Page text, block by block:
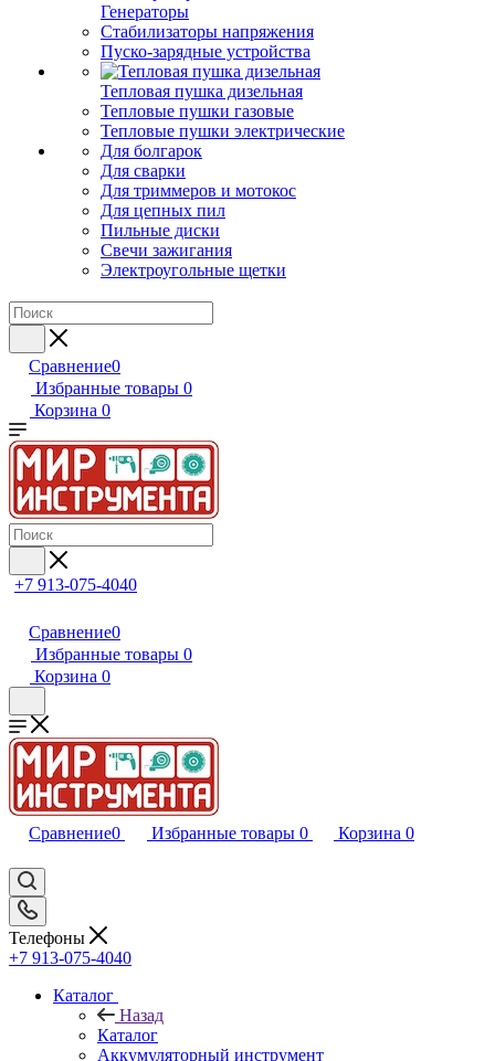
Генераторы
Стабилизаторы напряжения
Пуско-зарядные устройства
Тепловая пушка дизельная
Тепловые пушки газовые
Тепловые пушки электрические
Для болгарок
Для сварки
Для триммеров и мотокос
Для цепных пил
Пильные диски
Свечи зажигания
Электроугольные щетки
Сравнение0
Избранные товары 0
Корзина 0
+7 913-075-4040
Сравнение0
Избранные товары 0
Корзина 0
Сравнение0 Избранные товары 0 Корзина 0
Телефоны
+7 913-075-4040
Каталог
Назад
Каталог
Аккумуляторный инструмент